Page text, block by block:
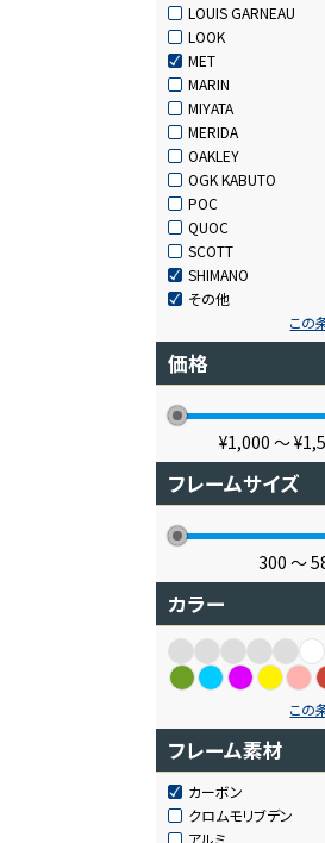
LOUIS GARNEAU
LOOK
MET
MARIN
MIYATA
MERIDA
OAKLEY
OGK KABUTO
POC
QUOC
SCOTT
SHIMANO
その他
この
価格
¥1,000 〜
フレームサイズ
300 〜
カラー
この
フレーム素材
カーボン
クロムモリブデン